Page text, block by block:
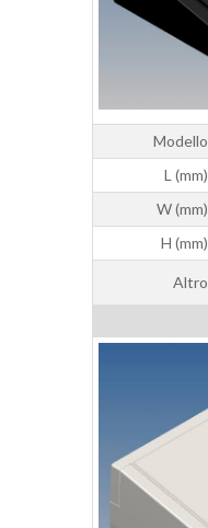
Modello
L (mm)
W (mm)
H (mm)
Altro